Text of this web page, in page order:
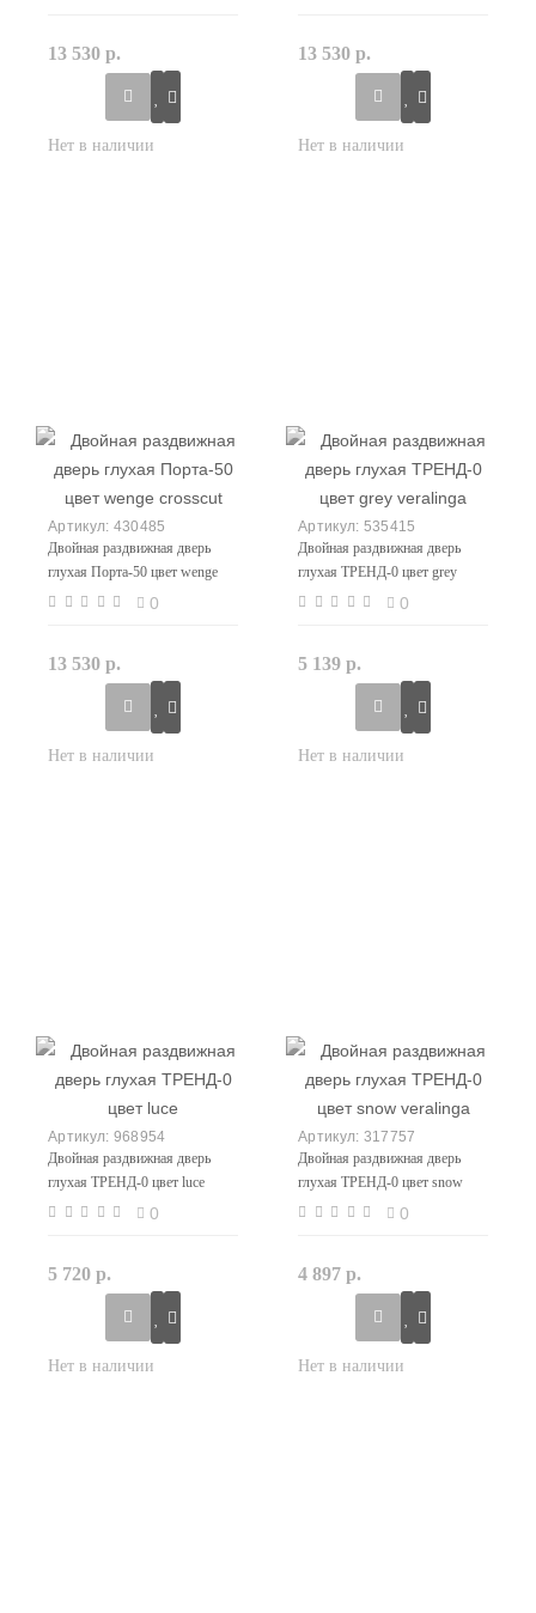
13 530 р. 13 530 р.
430485
Двойная раздвижная дверь
глухая Порта-50 цвет wenge
crosscut
0
13 530 р.
535415
Двойная раздвижная дверь
глухая ТРЕНД-0 цвет grey
veralinga
0
5 139 р.
968954
Двойная раздвижная дверь
глухая ТРЕНД-0 цвет luce
0
5 720 р.
317757
Двойная раздвижная дверь
глухая ТРЕНД-0 цвет snow
veralinga
0
4 897 р.